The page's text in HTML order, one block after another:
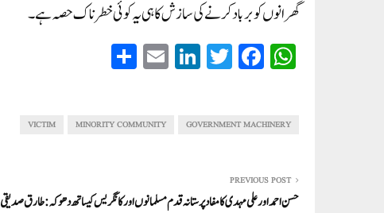
گھرانوں کو برباد کر نے کی سازش کا ہی یہ کوئی خطرناک حصہ ہے۔
W
ha
A
Fa
ce
ok
T
wi
r
Li
nk
In
E
m
GOVERNMENT MACHINERY
MINORITY COMMUNITY
VICTIM
PREVIOUS POST
حسن احمد اور علی مہدی کا مفاد پرستانہ قدم مسلمانوں اور کانگریس کیساتھ دھوکہ: طارق صدیقی